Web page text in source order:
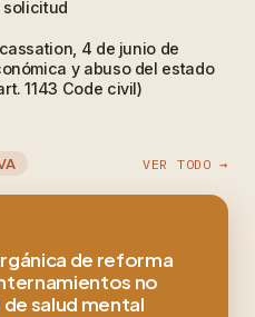
solicitud
4 de junio de
y abuso del estado
1143 Code civil)
VER TODO →
de reforma
no
salud mental